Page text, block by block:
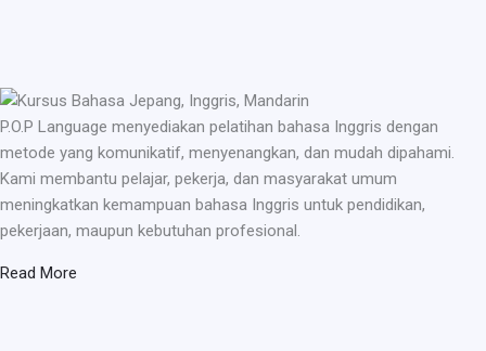
P.O.P Language menyediakan pelatihan bahasa Inggris dengan
metode yang komunikatif, menyenangkan, dan mudah dipahami.
Kami membantu pelajar, pekerja, dan masyarakat umum
meningkatkan kemampuan bahasa Inggris untuk pendidikan,
pekerjaan, maupun kebutuhan profesional.
Read More